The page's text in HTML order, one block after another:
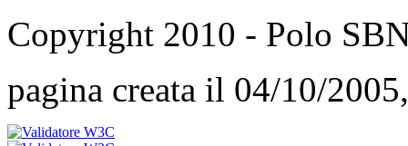
Copyright 2010 - Polo
pagina creata il 04/10/